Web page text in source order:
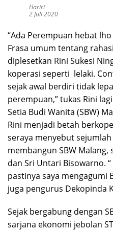
Hariri
2 Juli 2020
“Ada Perempuan hebat
Frasa umum tentang
diplesetkan Rini Sukesi
koperasi seperti lelaki.
sejak awal berdiri tidak
perempuan,” tukas Rini
Setia Budi Wanita (SBW)
Rini menjadi betah
seraya menyebut
membangun SBW Malang,
dan Sri Untari Bisowarno.
pastinya saya mengagumi
juga pengurus Dekopinda
Sejak bergabung dengan
sarjana ekonomi jebolan